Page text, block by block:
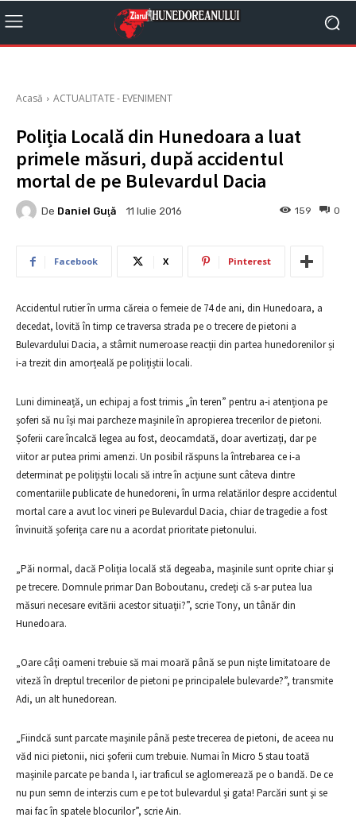
Acasă ACTUALITATE - EVENIMENT
Poliția Locală din Hunedoara a luat
primele măsuri, după accidentul
mortal de pe Bulevardul Dacia
De Daniel Guţă 11 Iulie 2016 0
159
Facebook X Pinterest
Accidentul rutier în urma căreia o femeie de 74 de ani, din Hunedoara, a
decedat, lovită în timp ce traversa strada pe o trecere de pietoni a
Bulevardului Dacia, a stârnit numeroase reacții din partea hunedorenilor și
i-a trezit din amorțeală pe polițiștii locali.
Luni dimineață, un echipaj a fost trimis „în teren” pentru a-i atenționa pe
șoferi să nu își mai parcheze mașinile în apropierea trecerilor de pietoni.
Șoferii care încalcă legea au fost, deocamdată, doar avertizați, dar pe
viitor ar putea primi amenzi. Un posibil răspuns la întrebarea ce i-a
determinat pe polițiștii locali să intre în acțiune sunt câteva dintre
comentariile publicate de hunedoreni, în urma relatărilor despre accidentul
mortal care a avut loc vineri pe Bulevardul Dacia, chiar de tragedie a fost
învinuită șoferița care nu a acordat prioritate pietonului.
„Păi normal, dacă Poliţia locală stă degeaba, maşinile sunt oprite chiar şi
pe trecere. Domnule primar Dan Boboutanu, credeţi că s-ar putea lua
măsuri necesare evitării acestor situaţii?”, scrie Tony, un tânăr din
Hunedoara.
„Oare câţi oameni trebuie să mai moară până se pun nişte limitatoare de
viteză în dreptul trecerilor de pietoni pe principalele bulevarde?”, transmite
Adi, un alt hunedorean.
„Fiindcă sunt parcate maşinile până peste trecerea de pietoni, de aceea nu
văd nici pietonii, nici şoferii cum trebuie. Numai în Micro 5 stau toată
maşinile parcate pe banda I, iar traficul se aglomerează pe o bandă. De ce
nu pun semn de interzis cum e pe tot bulevardul şi gata! Parcări sunt şi se
mai fac în spatele blocurilor”, scrie Ain.